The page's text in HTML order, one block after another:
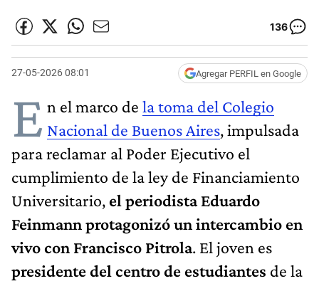
136
27-05-2026 08:01 Agregar PERFIL en Google
E n el marco de la toma del Colegio
Nacional de Buenos Aires, impulsada
para reclamar al Poder Ejecutivo el
cumplimiento de la ley de Financiamiento
Universitario, el periodista Eduardo
Feinmann protagonizó un intercambio en
vivo con Francisco Pitrola. El joven es
presidente del centro de estudiantes de la